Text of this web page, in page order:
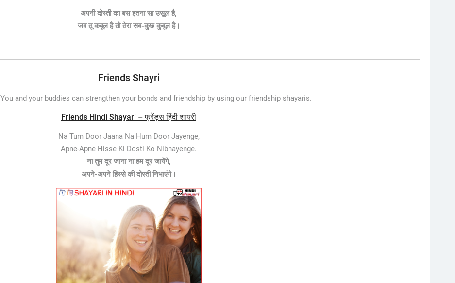
अपनी दोस्ती का बस इतना सा उसूल है,
जब तू कबूल है तो तेरा सब-कुछ कुबूल है।
Friends Shayri
You and your buddies can strengthen your bonds and friendship by using our friendship shayaris.
Friends Hindi Shayari – फ्रेंड्स हिंदी शायरी
Na Tum Door Jaana Na Hum Door Jayenge,
Apne-Apne Hisse Ki Dosti Ko Nibhayenge.
ना तुम दूर जाना ना हम दूर जायेंगे,
अपने-अपने हिस्से की दोस्ती निभाएंगे।